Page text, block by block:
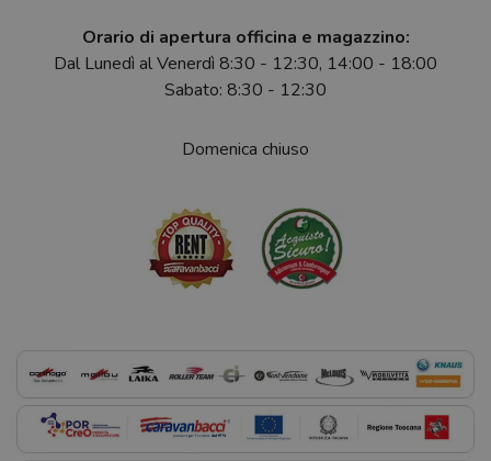
Orario di apertura officina e magazzino:
Dal Lunedì al Venerdì 8:30 - 12:30, 14:00 - 18:00
Sabato: 8:30 - 12:30
Domenica chiuso